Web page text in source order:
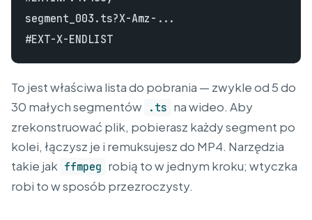
segment_003.ts?X-Amz-...
To jest właściwa lista do pobrania — zwykle od 5 do
30 małych segmentów .ts na wideo. Aby
zrekonstruować plik, pobierasz każdy segment po
kolei, łączysz je i remuksujesz do MP4. Narzędzia
takie jak ffmpeg robią to w jednym kroku; wtyczka
robi to w sposób przezroczysty.